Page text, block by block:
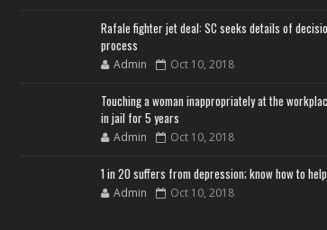
Rafale fighter jet deal: SC seeks details of
process
Admin Oct 10, 2018
Touching a woman inappropriately at the
in jail for 5 years
Admin Oct 10, 2018
1 in 20 suffers from depression; know how to
Admin Oct 10, 2018